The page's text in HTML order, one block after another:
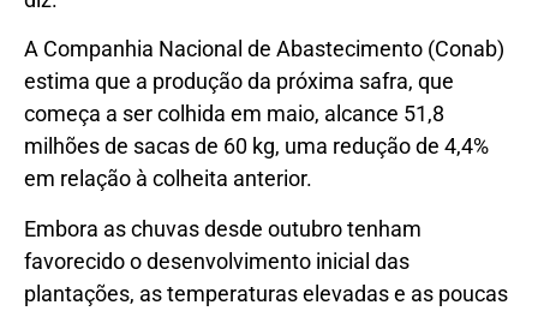
A Companhia Nacional de Abastecimento (Conab)
estima que a produção da próxima safra, que
começa a ser colhida em maio, alcance 51,8
milhões de sacas de 60 kg, uma redução de 4,4%
em relação à colheita anterior.
Embora as chuvas desde outubro tenham
favorecido o desenvolvimento inicial das
plantações, as temperaturas elevadas e as poucas